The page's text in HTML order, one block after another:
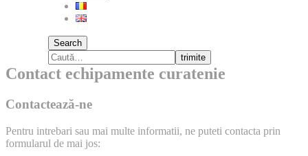
Search
trimite
Contact echipamente curatenie
Contactează-ne
Pentru intrebari sau mai multe informatii, ne puteti contacta prin
formularul de mai jos: